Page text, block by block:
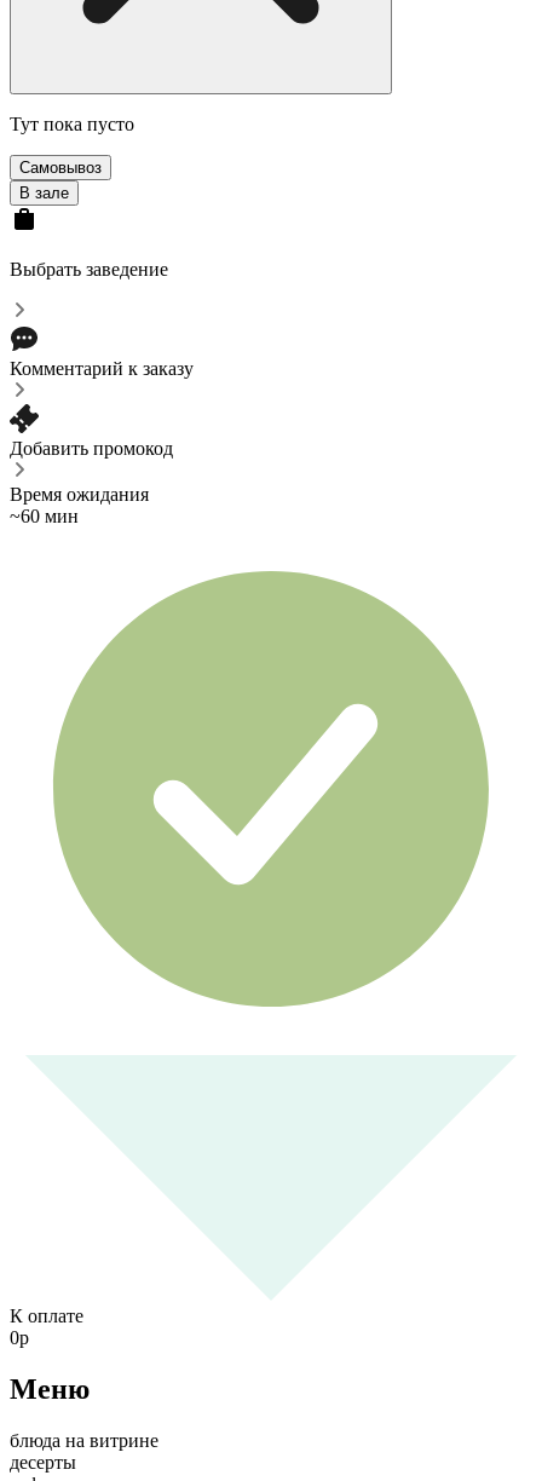
Тут пока пусто
Самовывоз
В зале
Выбрать заведение
Комментарий к заказу
Добавить промокод
Время ожидания
~60 мин
К оплате
0р
Меню
блюда на витрине
десерты